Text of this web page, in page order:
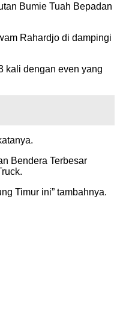
Bumie Tuah Bepadan
Rahardjo di dampingi
kali dengan even yang
Bendera Terbesar
Timur ini” tambahnya.